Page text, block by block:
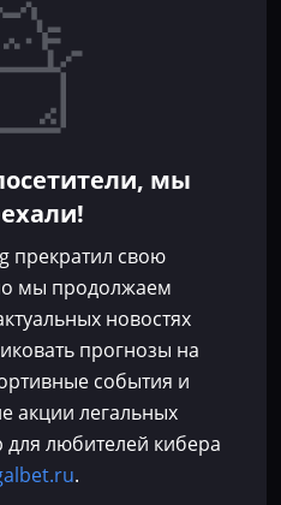
Букмекеры
CS 2
данных
по надзору в сфере связи,
мы
прекратил свою
мы продолжаем
новостях
прогнозы на
события и
акции легальных
для любителей кибера
.